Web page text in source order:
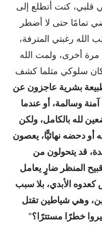
قلبي، كنت أتطلع إلى
تمامًا حتى لا أضطر
الله رغبتي المترفة،
مرة أخرى، ولمت الله
سلوكي مثلما كشف
طبيعة بشرية عاجزون عن
وسالمة، أو عندما
لله بالكامل، ولكن
أو دحضه نهائيًّا، يعصون
قد يتحولون من
المنظر ضارٍ يعامل
الأبدي، بلا سبب
وهي شياطين تقتل
خطرًا مستترًا؟"